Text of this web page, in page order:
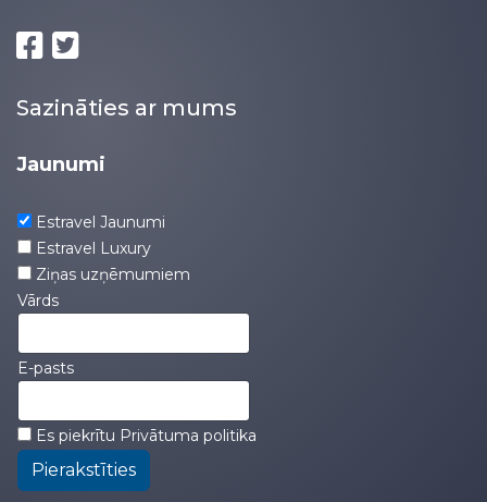
Sazināties ar mums
Jaunumi
Estravel Jaunumi
Estravel Luxury
Ziņas uzņēmumiem
Vārds
E-pasts
Es piekrītu Privātuma politika
Pierakstīties